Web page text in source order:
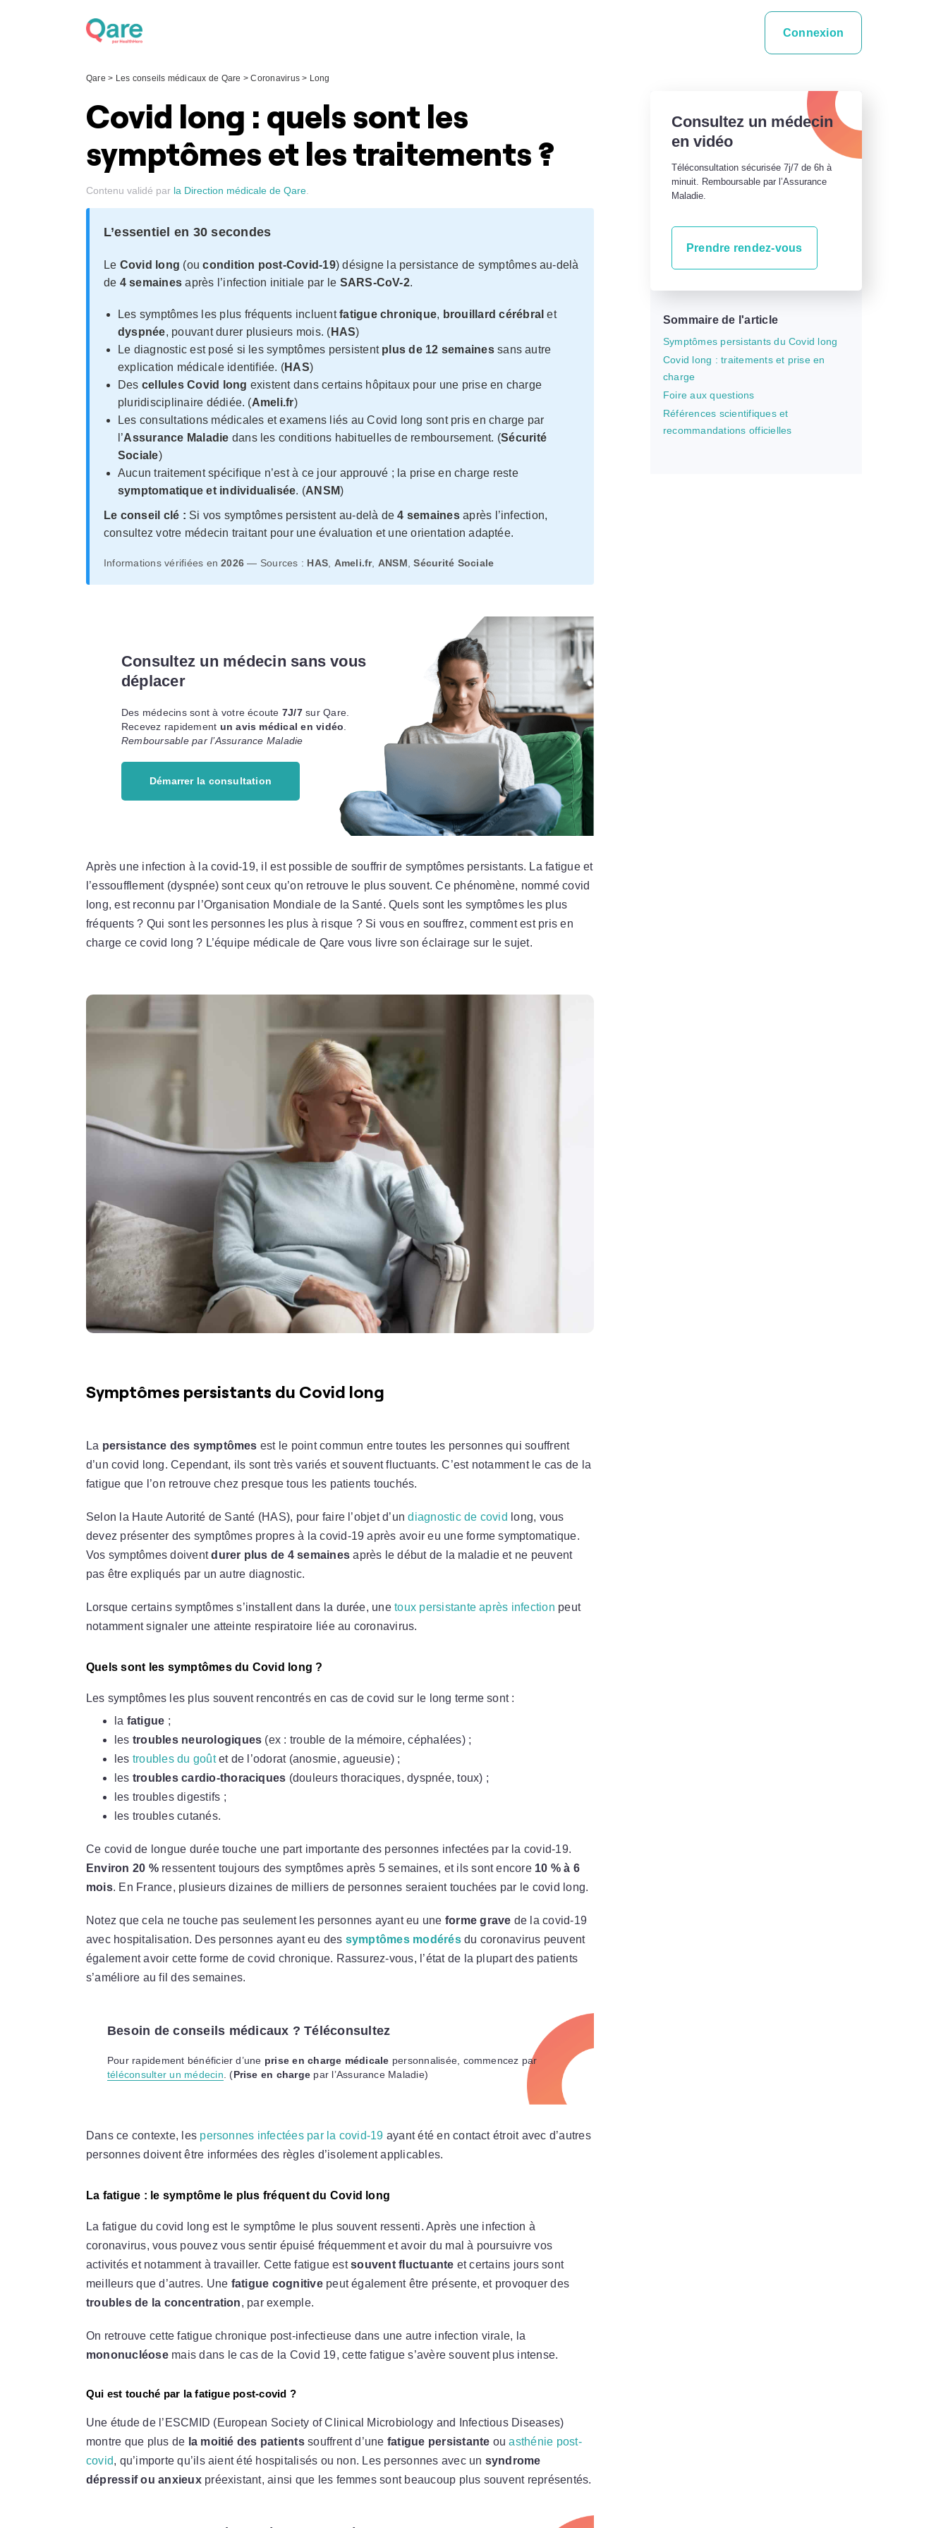
Connexion
Qare > Les conseils médicaux de Qare >Coronavirus > Long
Covid long : quels sont les
symptômes et les traitements ?
Contenu validé par la Direction médicale de Qare
L’essentiel en 30 secondes
Le Covid long (oucondition post-Covid-19) désigne la persistance de symptômes au-delà
de 4 semaines après l’infection initiale par le SARS-CoV-2.
Les symptômes les plus fréquents incluentfatigue chronique, brouillard cérébral et
dyspnée, pouvant durer plusieurs mois. ( HAS)
Le diagnostic est posé si les symptômes persistent plus de 12 semainessans autre
explication médicale identifiée. (HAS)
Des cellules Covid long existent dans certains hôpitaux pour une prise en charge
pluridisciplinaire dédiée. (Ameli.fr)
Les consultations médicales et examens liés au Covid long sont pris en charge par
l’Assurance Maladie dans les conditions habituelles de remboursement. (Sécurité
Sociale)
Aucun traitement spécifique n’est à ce jour approuvé ; la prise en charge reste
symptomatique et individualisée. (ANSM)
Le conseil clé : Si vos symptômes persistent au-delà de4 semainesaprès l’infection,
consultez votre médecin traitant pour une évaluation et une orientation adaptée.
Informations vérifiées en2026 — Sources : HAS, Ameli.fr, ANSM ,Sécurité Sociale
Consultez un médecin sans vous
déplacer
Des médecins sont à votre écoute 7J/7sur Qare.
Recevez rapidement un avis médical en vidéo
Remboursable par l’Assurance Maladie
Démarrer la consultation
Après une infection à la covid-19, il est possible de souffrir de symptômes persistants. La fatigue et
l’essoufflement (dyspnée) sont ceux qu’on retrouve le plus souvent. Ce phénomène, nommé covid
long, est reconnu par l’Organisation Mondiale de la Santé. Quels sont les symptômes les plus
fréquents ? Qui sont les personnes les plus à risque ? Si vous en souffrez, comment est pris en
charge ce covid long ? L’équipe médicale de Qare vous livre son éclairage sur le sujet.
Symptômes persistants du Covid long
La persistance des symptômes est le point commun entre toutes les personnes qui souffrent
d’un covid long. Cependant, ils sont très variés et souvent fluctuants. C’est notamment le cas de la
fatigue que l’on retrouve chez presque tous les patients touchés.
Selon la Haute Autorité de Santé (HAS), pour faire l’objet d’undiagnostic de covid long, vous
devez présenter des symptômes propres à la covid-19 après avoir eu une forme symptomatique.
Vos symptômes doiventdurer plus de 4 semaines après le début de la maladie et ne peuvent
pas être expliqués par un autre diagnostic.
Lorsque certains symptômes s’installent dans la durée, unetoux persistante après infection peut
notamment signaler une atteinte respiratoire liée au coronavirus.
Quels sont les symptômes du Covid long ?
Les symptômes les plus souvent rencontrés en cas de covid sur le long terme sont :
la fatigue ;
les troubles neurologiques (ex : trouble de la mémoire, céphalées) ;
les troubles du goûtet de l’odorat (anosmie, agueusie) ;
les troubles cardio-thoraciques (douleurs thoraciques, dyspnée, toux) ;
les troubles digestifs ;
les troubles cutanés.
Ce covid de longue durée touche une part importante des personnes infectées par la covid-19.
Environ 20 %ressentent toujours des symptômes après 5 semaines, et ils sont encore10 % à 6
mois. En France, plusieurs dizaines de milliers de personnes seraient touchées par le covid long.
Notez que cela ne touche pas seulement les personnes ayant eu une forme grave de la covid-19
avec hospitalisation. Des personnes ayant eu des symptômes modérés du coronavirus peuvent
également avoir cette forme de covid chronique. Rassurez-vous, l’état de la plupart des patients
s’améliore au fil des semaines.
Besoin de conseils médicaux ? Téléconsultez
Pour rapidement bénéficier d’une prise en charge médicale personnalisée, commencez par
téléconsulter un médecin . (Prise en charge par l’Assurance Maladie)
Dans ce contexte, les personnes infectées par la covid-19 ayant été en contact étroit avec d’autres
personnes doivent être informées des règles d’isolement applicables.
La fatigue : le symptôme le plus fréquent du Covid long
La fatigue du covid long est le symptôme le plus souvent ressenti. Après une infection à
coronavirus, vous pouvez vous sentir épuisé fréquemment et avoir du mal à poursuivre vos
activités et notamment à travailler. Cette fatigue estsouvent fluctuante et certains jours sont
meilleurs que d’autres. Une fatigue cognitivepeut également être présente, et provoquer des
troubles de la concentration, par exemple.
On retrouve cette fatigue chronique post-infectieuse dans une autre infection virale, la
mononucléose mais dans le cas de la Covid 19, cette fatigue s’avère souvent plus intense.
Qui est touché par la fatigue post-covid ?
Une étude de l’ESCMID (European Society of Clinical Microbiology and Infectious Diseases)
montre que plus de la moitié des patientssouffrent d’une fatigue persistante ouasthénie post-
covid, qu’importe qu’ils aient été hospitalisés ou non. Les personnes avec un syndrome
dépressif ou anxieuxpréexistant, ainsi que les femmes sont beaucoup plus souvent représentés.
Consultez un médecin
en vidéo
Téléconsultation sécurisée 7j/7 de 6h à
minuit. Remboursable par l’Assurance
Maladie.
Prendre rendez-vous
Sommaire de l'article
Symptômes persistants du Covid long
Covid long : traitements et prise en
charge
Foire aux questions
Références scientifiques et
recommandations officielles